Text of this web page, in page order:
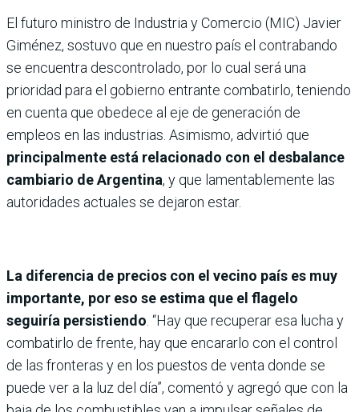
El futuro ministro de Industria y Comercio (MIC) Javier
Giménez, sostuvo que en nuestro país el contrabando
se encuentra descontrolado, por lo cual será una
prioridad para el gobierno entrante combatirlo, teniendo
en cuenta que obedece al eje de generación de
empleos en las industrias. Asimismo, advirtió que
principalmente está relacionado con el desbalance
cambiario de Argentina, y que lamentablemente las
autoridades actuales se dejaron estar.
La diferencia de precios con el vecino país es muy
importante, por eso se estima que el flagelo
seguiría persistiendo . “Hay que recuperar esa lucha y
combatirlo de frente, hay que encararlo con el control
de las fronteras y en los puestos de venta donde se
puede ver a la luz del día”, comentó y agregó que con la